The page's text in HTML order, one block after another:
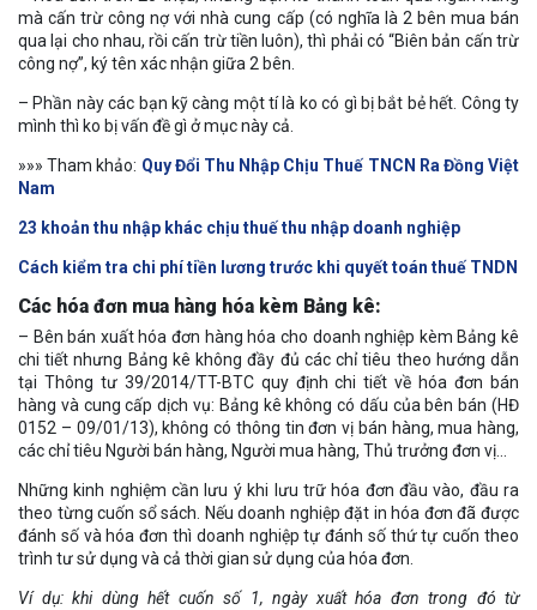
mà cấn trừ công nợ với nhà cung cấp (có nghĩa là 2 bên mua bán
qua lại cho nhau, rồi cấn trừ tiền luôn), thì phải có “Biên bản cấn trừ
công nợ”, ký tên xác nhận giữa 2 bên.
– Phần này các bạn kỹ càng một tí là ko có gì bị bắt bẻ hết. Công ty
mình thì ko bị vấn đề gì ở mục này cả.
»»» Tham khảo: Quy Đổi Thu Nhập Chịu Thuế TNCN Ra Đồng Việt
Nam
23 khoản thu nhập khác chịu thuế thu nhập doanh nghiệp
Cách kiểm tra chi phí tiền lương trước khi quyết toán thuế TNDN
Các hóa đơn mua hàng hóa kèm Bảng kê:
– Bên bán xuất hóa đơn hàng hóa cho doanh nghiệp kèm Bảng kê
chi tiết nhưng Bảng kê không đầy đủ các chỉ tiêu theo hướng dẫn
tại Thông tư 39/2014/TT-BTC quy định chi tiết về hóa đơn bán
hàng và cung cấp dịch vụ: Bảng kê không có dấu của bên bán (HĐ
0152 – 09/01/13), không có thông tin đơn vị bán hàng, mua hàng,
các chỉ tiêu Người bán hàng, Người mua hàng, Thủ trưởng đơn vị…
Những kinh nghiệm cần lưu ý khi lưu trữ hóa đơn đầu vào, đầu ra
theo từng cuốn sổ sách. Nếu doanh nghiệp đặt in hóa đơn đã được
đánh số và hóa đơn thì doanh nghiệp tự đánh số thứ tự cuốn theo
trình tư sử dụng và cả thời gian sử dụng của hóa đơn.
Ví dụ: khi dùng hết cuốn số 1, ngày xuất hóa đơn trong đó từ